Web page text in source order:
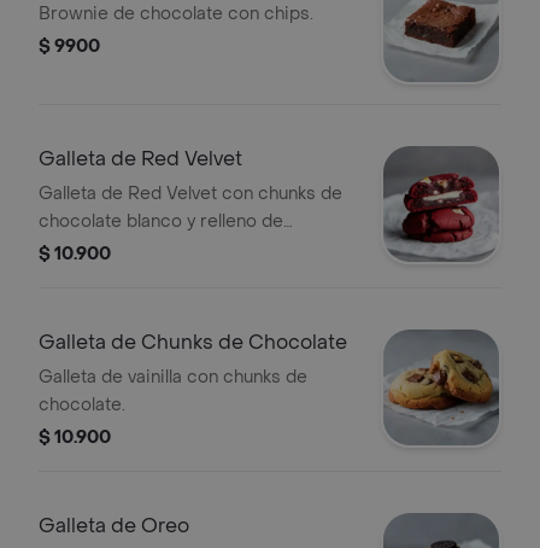
Brownie de chocolate con chips.
$ 9900
Galleta de Red Velvet
Galleta de Red Velvet con chunks de
chocolate blanco y relleno de
Cheesecake.
$ 10.900
Galleta de Chunks de Chocolate
Galleta de vainilla con chunks de
chocolate.
$ 10.900
Galleta de Oreo